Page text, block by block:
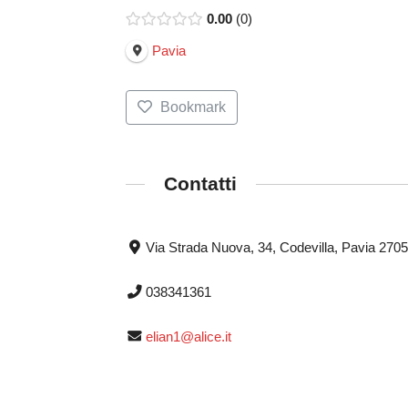
0.00 0
Pavia
Bookmark
Contatti
Via Strada Nuova, 34, Codevilla, Pavia
038341361
elian1@alice.it